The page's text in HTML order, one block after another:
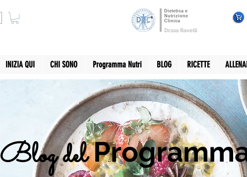
Dietetica e
Nutrizione
Clinica
Dr.ssa Ravelli
INIZIA QUI CHI SONO Programma Nutri BLOG RICETTE
Blog del